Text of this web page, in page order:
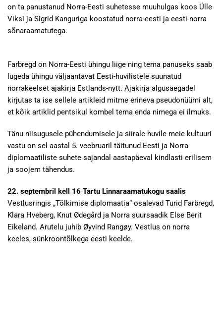
on ta panustanud Norra-Eesti suhetesse muuhulgas koos Ülle
Viksi ja Sigrid Kanguriga koostatud norra-eesti ja eesti-norra
sõnaraamatutega.
Farbregd on Norra-Eesti ühingu liige ning tema panuseks saab
lugeda ühingu väljaantavat Eesti-huvilistele suunatud
norrakeelset ajakirja Estlands-nytt. Ajakirja algusaegadel
kirjutas ta ise sellele artikleid mitme erineva pseudonüümi alt,
et kõik artiklid pentsikul kombel tema enda nimega ei ilmuks.
Tänu niisugusele pühendumisele ja siirale huvile meie kultuuri
vastu on sel aastal 5. veebruaril täitunud Eesti ja Norra
diplomaatiliste suhete sajandal aastapäeval kindlasti erilisem
ja soojem tähendus.
22. septembril kell 16 Tartu Linnaraamatukogu saalis
Vestlusringis „Tõlkimise diplomaatia“ osalevad Turid Farbregd,
Klara Hveberg, Knut Ødegård ja Norra suursaadik Else Berit
Eikeland. Arutelu juhib Øyvind Rangøy. Vestlus on norra
keeles, sünkroontõlkega eesti keelde.